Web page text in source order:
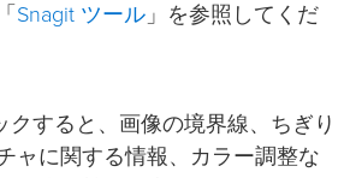
Snagit ツール 」を参照してくだ
クすると、画像の境界線、ちぎり
ャに関する情報、カラー調整な